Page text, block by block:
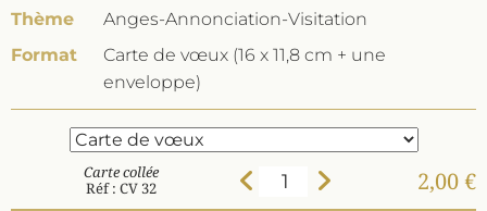
Thème
Anges-Annonciation-Visitation
Format
Carte de vœux (16 x 11,8 cm + une
enveloppe)
Carte collée
Réf : CV 32
2,00 €